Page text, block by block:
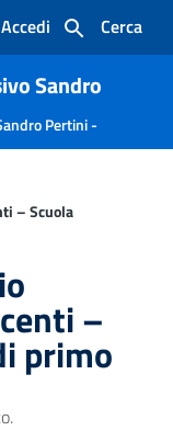
Cerca
Accedi
Sandro
Pertini -
– Scuola
–
primo